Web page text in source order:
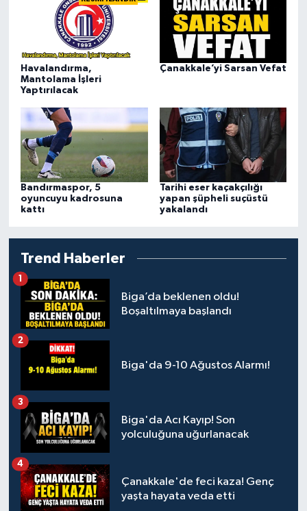
Havalandırma,
Mantolama İşleri
Yaptırılacak
Çanakkale’yi Sarsan Vefat
Bandırmaspor, 5
oyuncuyu kadrosuna
kattı
Tarihi eser kaçakçılığı
yapan şüpheli suçüstü
yakalandı
Trend Haberler
Biga’da beklenen oldu!
Boşaltılmaya başlandı
1
Biga'da 9-10 Ağustos Alarmı!
2
Biga'da Acı Kayıp! Son
yolculuğuna uğurlanacak
3
Çanakkale'de feci kaza! Genç
yaşta hayata veda etti
4
İlan
Kültür Sanat
Magazin
Otomobil
Politika
Resmî ilanlar
Sağlık
Spor
Tarım ve Ekonomi
Teknoloji
Yaşam